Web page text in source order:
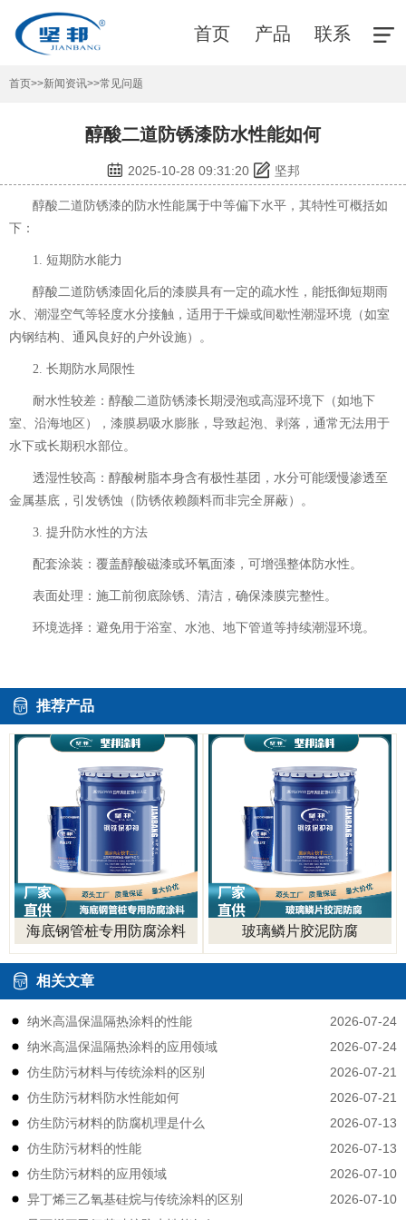
首页 产品 联系
首页>>新闻资讯>>常见问题
醇酸二道防锈漆防水性能如何
2025-10-28 09:31:20 坚邦
醇酸二道防锈漆的防水性能属于中等偏下水平，其特性可概括如
下：
1. 短期防水能力
醇酸二道防锈漆 固化后的漆膜具有一定的疏水性，能抵御短期雨
水、潮湿空气等轻度水分接触，适用于干燥或间歇性潮湿环境（如室
内钢结构、通风良好的户外设施）。
2. 长期防水局限性
耐水性较差： 醇酸二道防锈漆长期浸泡或高湿环境下（如地下
室、沿海地区），漆膜易吸水膨胀，导致起泡、剥落，通常无法用于
水下或长期积水部位。
透湿性较高：醇酸树脂本身含有极性基团，水分可能缓慢渗透至
金属基底，引发锈蚀（防锈依赖颜料而非完全屏蔽）。
3. 提升防水性的方法
配套涂装：覆盖醇酸磁漆或环氧面漆，可增强整体防水性。
表面处理：施工前彻底除锈、清洁，确保漆膜完整性。
环境选择：避免用于浴室、水池、地下管道等持续潮湿环境。
推荐产品
海底钢管桩专用防腐涂料 玻璃鳞片胶泥防腐
相关文章
2026-07-24
纳米高温保温隔热涂料的性能
2026-07-24
纳米高温保温隔热涂料的应用领域
2026-07-21
仿生防污材料与传统涂料的区别
2026-07-21
仿生防污材料防水性能如何
2026-07-13
仿生防污材料的防腐机理是什么
2026-07-13
仿生防污材料的性能
2026-07-10
仿生防污材料的应用领域
2026-07-10
异丁烯三乙氧基硅烷与传统涂料的区别